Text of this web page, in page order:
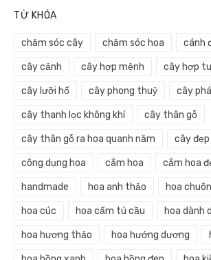
TỪ KHÓA
chăm sóc cây chăm sóc hoa cánh
cây cảnh cây hợp mệnh cây hợp
cây lưỡi hổ cây phong thuỷ cây
cây thanh lọc không khí cây thân gỗ
cây thân gỗ ra hoa quanh năm cây đẹp
công dụng hoa cắm hoa cắm hoa
handmade hoa anh thảo hoa
hoa cúc hoa cẩm tú cầu hoa dành
hoa hương thảo hoa hướng dương